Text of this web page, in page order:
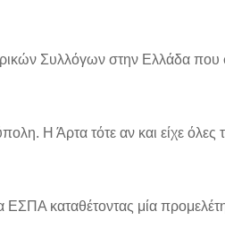
Συλλόγων στην Ελλάδα που
Η Άρτα τότε αν και είχε όλες
καταθέτοντας μία